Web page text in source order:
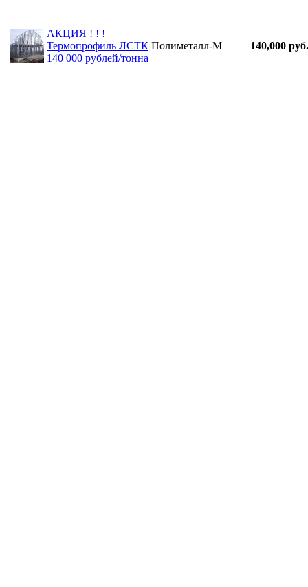
АКЦИЯ ! ! !
Термопрофиль ЛСТК
140 000 рублей/тонна
Полиметалл-М 140,000 руб.